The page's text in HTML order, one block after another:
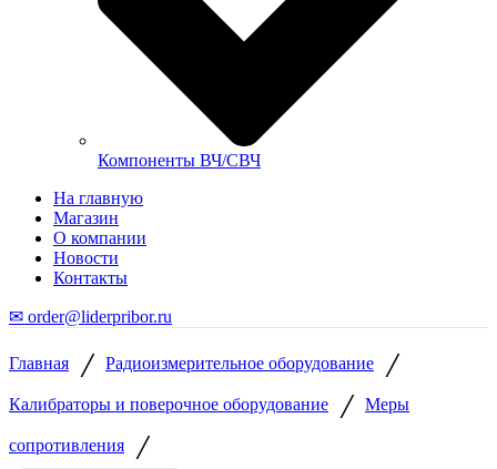
Компоненты ВЧ/СВЧ
На главную
Магазин
О компании
Новости
Контакты
✉ order@liderpribor.ru
Главная / Радиоизмерительное оборудование /
Калибраторы и поверочное оборудование / Меры
сопротивления /